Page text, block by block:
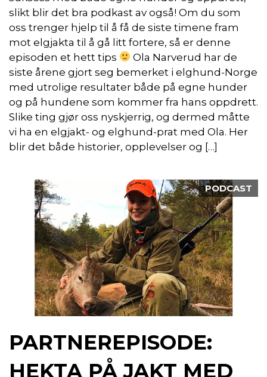
slikt blir det bra podkast av også! Om du som
oss trenger hjelp til å få de siste timene fram
mot elgjakta til å gå litt fortere, så er denne
episoden et hett tips
Ola Narverud har de
siste årene gjort seg bemerket i elghund-Norge
med utrolige resultater både på egne hunder
og på hundene som kommer fra hans oppdrett.
Slike ting gjør oss nyskjerrig, og dermed måtte
vi ha en elgjakt- og elghund-prat med Ola. Her
blir det både historier, opplevelser og […]
PODCAST
PARTNEREPISODE:
HEKTA PÅ JAKT MED